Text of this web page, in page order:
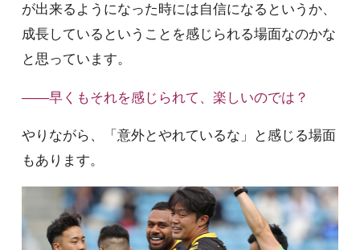
が出来るようになった時には自信になるというか、
成長しているということを感じられる場面なのかな
と思っています。
――早くもそれを感じられて、楽しいのでは？
やりながら、「意外とやれているな」と感じる場面
もあります。